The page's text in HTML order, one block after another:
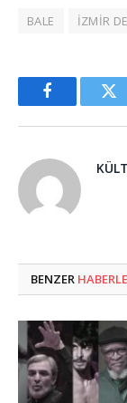
BALE İZMİR
Facebook
BENZER